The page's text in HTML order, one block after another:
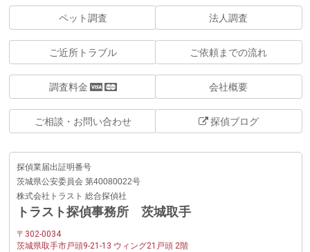
ペット調査 法人調査
ご近所トラブル ご依頼までの流れ
調査料金 会社概要
ご相談・お問い合わせ 探偵ブログ
探偵業届出証明番号
茨城県公安委員会 第40080022号
株式会社トラスト 総合探偵社
トラスト探偵事務所 茨城取手
〒302-0034
茨城県取手市戸頭9-21-13 ウィング21戸頭 2階